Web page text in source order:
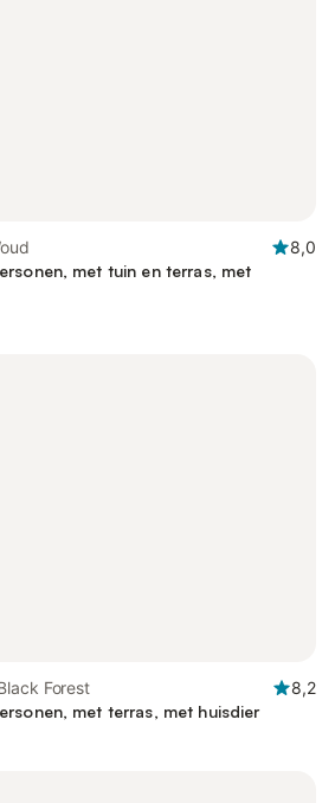
8,0
met tuin en terras, met
Forest
8,2
met terras, met huisdier